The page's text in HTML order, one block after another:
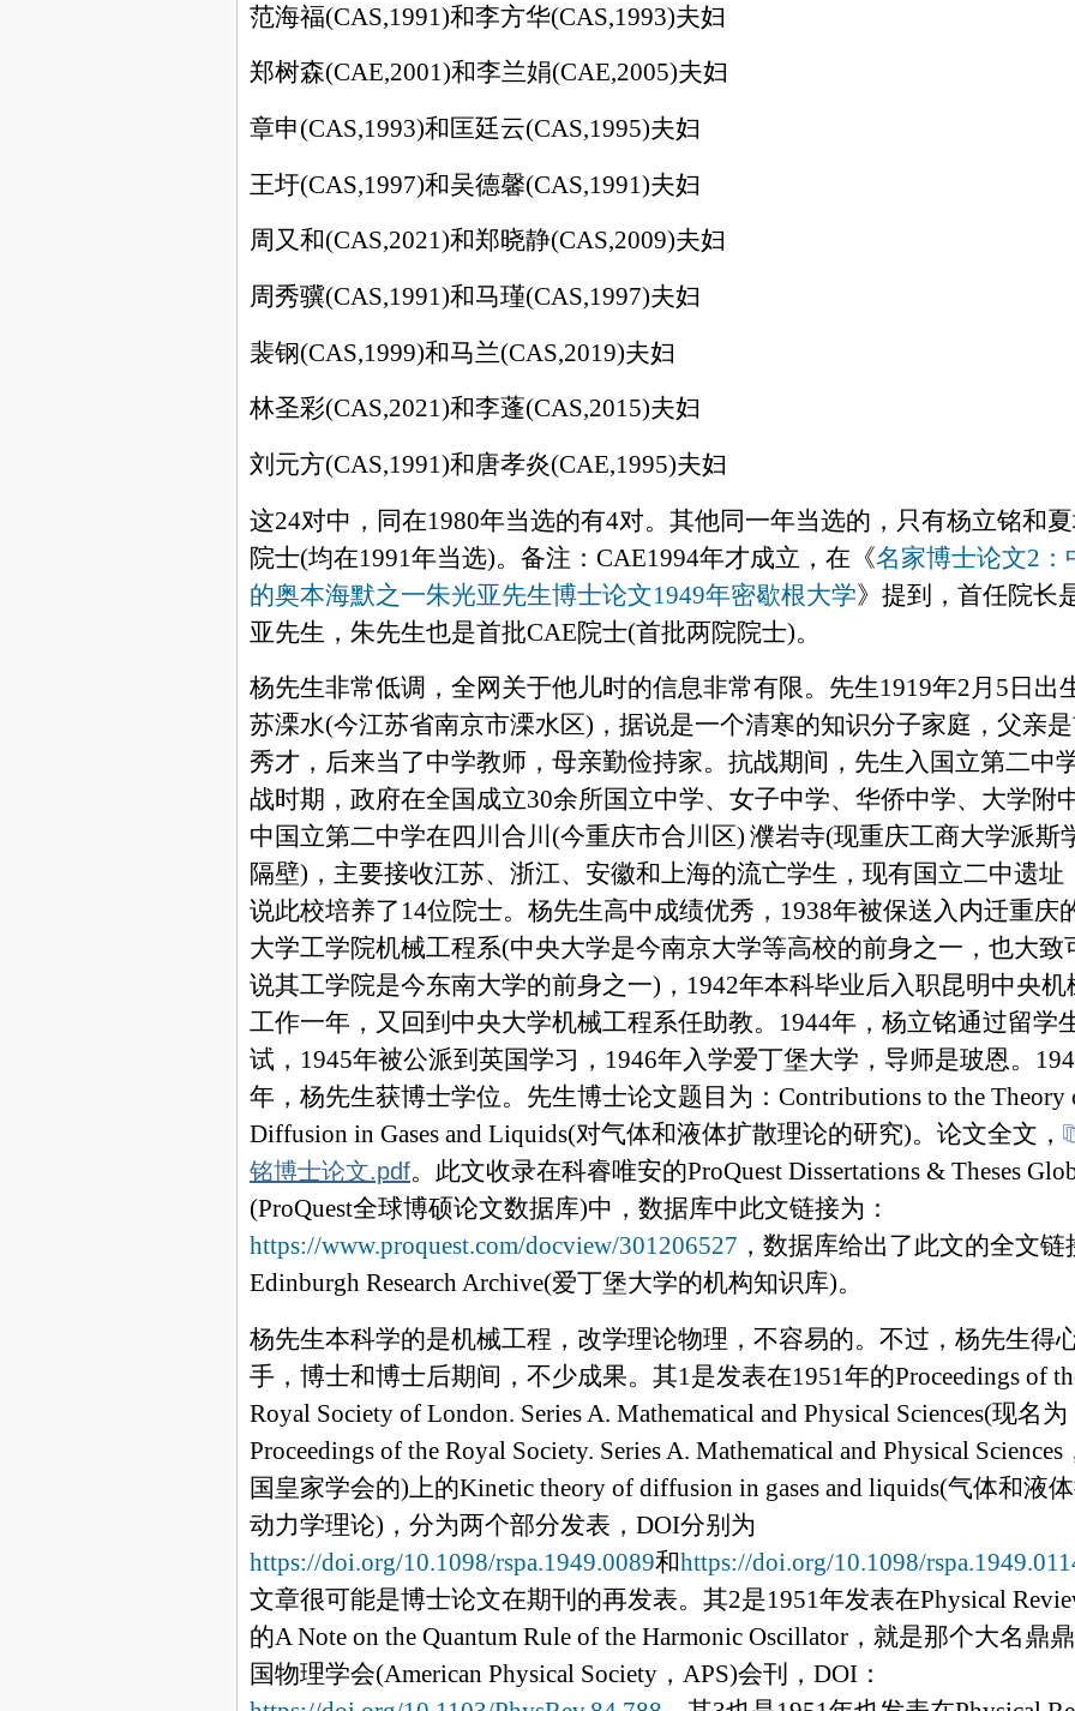
范海福(CAS,1991)和李方华(CAS,1993)夫妇
郑树森(CAE,2001)和李兰娟(CAE,2005)夫妇
章申(CAS,1993)和匡廷云(CAS,1995)夫妇
王圩(CAS,1997)和吴德馨(CAS,1991)夫妇
周又和(CAS,2021)和郑晓静(CAS,2009)夫妇
周秀骥(CAS,1991)和马瑾(CAS,1997)夫妇
裴钢(CAS,1999)和马兰(CAS,2019)夫妇
林圣彩(CAS,2021)和李蓬(CAS,2015)夫妇
刘元方(CAS,1991)和唐孝炎(CAE,1995)夫妇
这24对中，同在1980年当选的有4对。其他同一年当选的，只有杨立铭和
院士(均在1991年当选)。备注： CAE1994年才成立，在《名家博士论文2
的奥本海默之一朱光亚先生博士论文1949年密歇根大学》提到，首任院长
亚先生，朱先生也是首批CAE院士(首批两院院士)。
杨先生非常低调，全网关于他儿时的信息非常有限。先生1919年2月 5 日出
苏溧水(今江苏省南京市溧水区) ，据说是一个清寒的知识分子家庭，父亲
秀才，后来当了中学教师，母亲勤俭持家。抗战期间，先生入国立第二中
战时期，政府在全国成立30余所国立中学、女子中学、华侨中学、大学附
中国立第二中学在四川合川 (今重庆市合川区) 濮岩寺(现重庆工商大学派斯
隔壁) ，主要接收江苏、浙江、安徽和上海的流亡学生，现有国立二中遗址
说此校培养了 14位院士。杨先生高中成绩优秀， 1938年被保送入内迁重庆
大学工学院机械工程系(中央大学是今南京大学等高校的前身之一，也大致
说其工学院是今东南大学的前身之一) ， 1942年本科毕业后入职昆明中央机
工作一年，又回到中央大学机械工程系任助教。 1944年，杨立铭通过留学
试， 1945年被公派到英国学习， 1946年入学爱丁堡大学，导师是玻恩。
年，杨先生获博士学位。先生博士论文题目为： Contributions to the Theory
Diffusion in Gases and Liquids(对气体和液体扩散理论的研究)。论文全文，
铭博士论文.pdf。此文收录在科睿唯安的ProQuest Dissertations & Theses
(ProQuest全球博硕论文数据库)中，数据库中此文链接为：
https://www.proquest.com/docview/301206527 ，数据库给出了此文的全文链
Edinburgh Research Archive(爱丁堡大学的机构知识库)。
杨先生本科学的是机械工程，改学理论物理，不容易的。不过，杨先生得
手，博士和博士后期间，不少成果。其1是发表在1951年的Proceedings of
Royal Society of London. Series A. Mathematical and Physical Sciences(现名为
Proceedings of the Royal Society. Series A. Mathematical and Physical Sciences
国皇家学会的)上的Kinetic theory of diffusion in gases and liquids(气体和液
动力学理论) ，分为两个部分发表， DOI分别为
https://doi.org/10.1098/rspa.1949.0089和https://doi.org/10.1098/
文章很可能是博士论文在期刊的再发表。其2是1951年发表在Physical
的A Note on the Quantum Rule of the Harmonic Oscillator ，就是那个大名鼎
国物理学会(American Physical Society ， APS)会刊， DOI ：